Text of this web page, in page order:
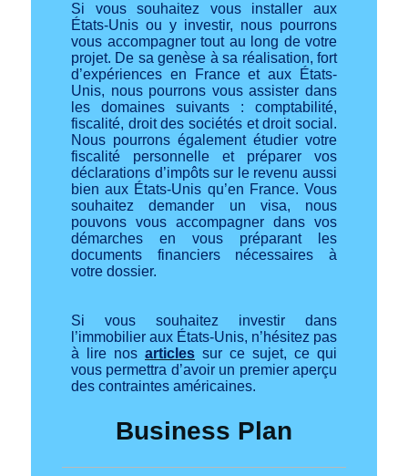
Si vous souhaitez vous installer aux
États-Unis ou y investir, nous pourrons
vous accompagner tout au long de votre
projet. De sa genèse à sa réalisation, fort
d’expériences en France et aux États-
Unis, nous pourrons vous assister dans
les domaines suivants : comptabilité,
fiscalité, droit des sociétés et droit social.
Nous pourrons également étudier votre
fiscalité personnelle et préparer vos
déclarations d’impôts sur le revenu aussi
bien aux États-Unis qu’en France. Vous
souhaitez demander un visa, nous
pouvons vous accompagner dans vos
démarches en vous préparant les
documents financiers nécessaires à
votre dossier.
Si vous souhaitez investir dans
l’immobilier aux États-Unis, n’hésitez pas
à lire nos articles sur ce sujet, ce qui
vous permettra d’avoir un premier aperçu
des contraintes américaines.
Business Plan